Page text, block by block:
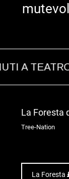
A TEATRO.
La Foresta
Tree-Nation
La Foresta